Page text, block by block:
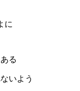
に
る
いよう